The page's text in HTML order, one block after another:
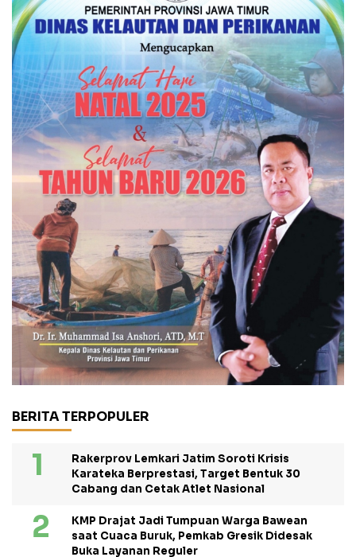
BERITA TERPOPULER
Rakerprov Lemkari Jatim Soroti Krisis
Karateka Berprestasi, Target Bentuk 30
Cabang dan Cetak Atlet Nasional
KMP Drajat Jadi Tumpuan Warga Bawean
saat Cuaca Buruk, Pemkab Gresik Didesak
Buka Layanan Reguler